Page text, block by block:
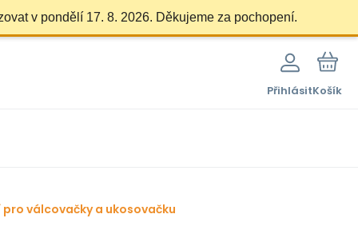
v pondělí 17. 8. 2026. Děkujeme za pochopení.
PřihlásitKošík
válcovačky a ukosovačku